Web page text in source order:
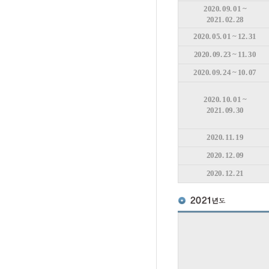
2020. 09. 01 ~
2021. 02. 28
2020. 05. 01 ~ 12. 31
2020. 09. 23 ~ 11. 30
2020. 09. 24 ~ 10. 07
2020. 10. 01 ~
2021. 09. 30
2020. 11. 19
2020. 12. 09
2020. 12. 21